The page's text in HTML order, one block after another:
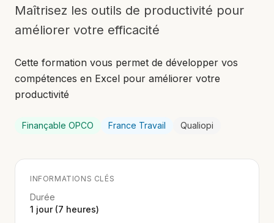
Maîtrisez les outils de productivité pour
améliorer votre efficacité
Cette formation vous permet de développer vos
compétences en Excel pour améliorer votre
productivité
Finançable OPCO France Travail Qualiopi
INFORMATIONS CLÉS
Durée
1 jour (7 heures)